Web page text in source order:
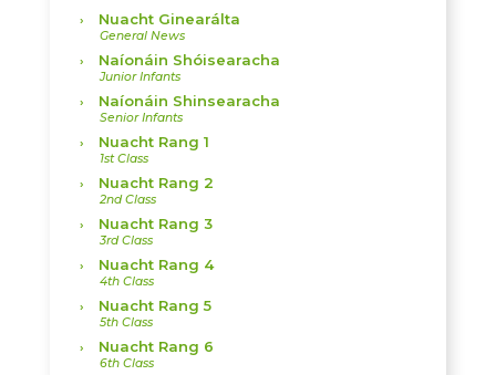
Nuacht Ginearálta
Naíonáin Shóisearacha
Naíonáin Shinsearacha
Nuacht Rang 1
Nuacht Rang 2
Nuacht Rang 3
Nuacht Rang 4
Nuacht Rang 5
Nuacht Rang 6